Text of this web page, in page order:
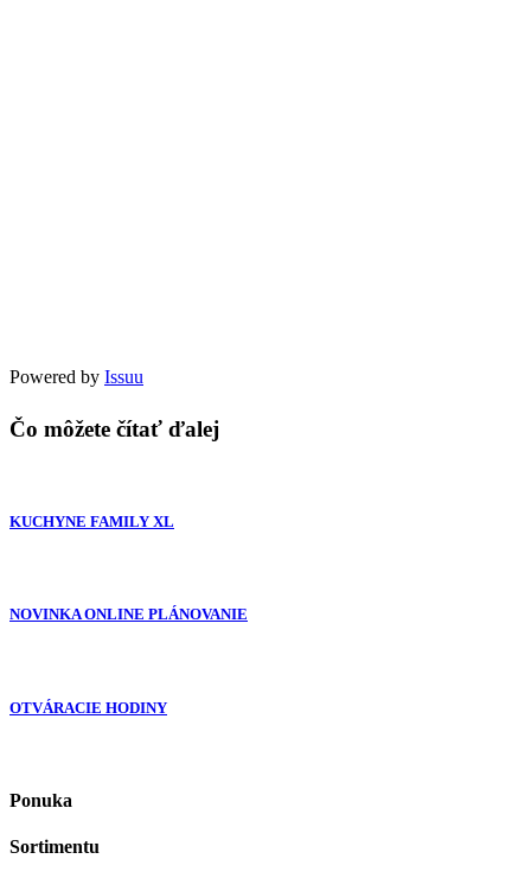
Powered by Issuu
Čo môžete čítať ďalej
KUCHYNE FAMILY XL
NOVINKA ONLINE PLÁNOVANIE
OTVÁRACIE HODINY
Ponuka
Sortimentu